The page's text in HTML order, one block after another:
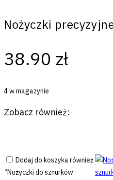
Nożyczki
38.90 zł
4 w magazynie
Zobacz również:
Dodaj do koszyka również
“Nożyczki do sznurków